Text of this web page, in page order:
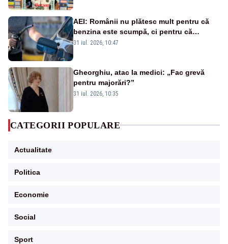
AEI: Românii nu plătesc mult pentru că
benzina este scumpă, ci pentru că
benzina ieftină e taxată scump
31 iul. 2026, 10:47
Gheorghiu, atac la medici: „Fac grevă
pentru majorări?”
31 iul. 2026, 10:35
CATEGORII POPULARE
Actualitate
Politica
Economie
Social
Sport